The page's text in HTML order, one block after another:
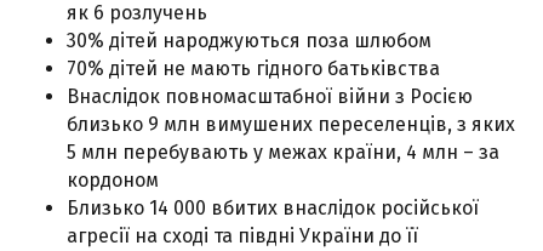
як 6 розлучень
30% дітей народжуються поза шлюбом
70% дітей не мають гідного батьківства
Внаслідок повномасштабної війни з Росією
близько 9 млн вимушених переселенців, з яких
5 млн перебувають у межах країни, 4 млн – за
кордоном
Близько 14 000 вбитих внаслідок російської
агресії на сході та півдні України до її